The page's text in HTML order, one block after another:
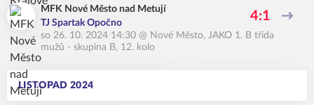
MFK Nové Město nad Metují
TJ Spartak Opočno
4:1
so 26. 10. 2024 14:30 @ Nové Město, JAKO 1. B třída
mužů - skupina B, 12. kolo
LISTOPAD 2024